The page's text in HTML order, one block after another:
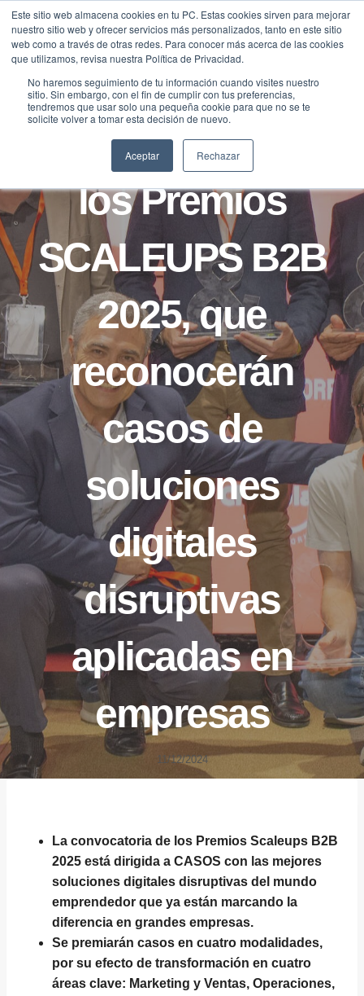
Este sitio web almacena cookies en tu PC. Estas cookies sirven para mejorar
nuestro sitio web y ofrecer servicios más personalizados, tanto en este sitio
web como a través de otras redes. Para conocer más acerca de las cookies
que utilizamos, revisa nuestra Política de Privacidad.
No haremos seguimiento de tu información cuando visites nuestro
sitio. Sin embargo, con el fin de cumplir con tus preferencias,
tendremos que usar solo una pequeña cookie para que no se te
solicite volver a tomar esta decisión de nuevo.
Aceptar Rechazar
Saltar
contenido
NOTAS DE PRENSA
Convocatoria de
los Premios
SCALEUPS B2B
2025, que
reconocerán
casos de
soluciones
digitales
disruptivas
aplicadas en
empresas
11/12/2024
La convocatoria de los Premios Scaleups B2B
2025 está dirigida a CASOS con las mejores
soluciones digitales disruptivas del mundo
emprendedor que ya están marcando la
diferencia en grandes empresas.
Se premiarán casos en cuatro modalidades,
por su efecto de transformación en cuatro
áreas clave: Marketing y Ventas, Operaciones,
Traducir »